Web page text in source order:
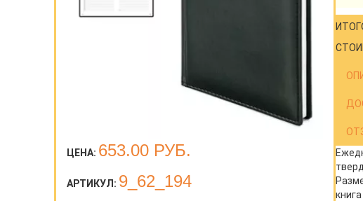
ЦЕНА: 653.00 РУБ.
АРТИКУЛ: 9_62_194